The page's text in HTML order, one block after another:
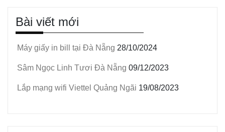
sản
phẩm
Bài viết mới
Máy giấy in bill tại Đà Nẵng 28/10/2024
Sâm Ngọc Linh Tươi Đà Nẵng 09/12/2023
Lắp mạng wifi Viettel Quảng Ngãi 19/08/2023